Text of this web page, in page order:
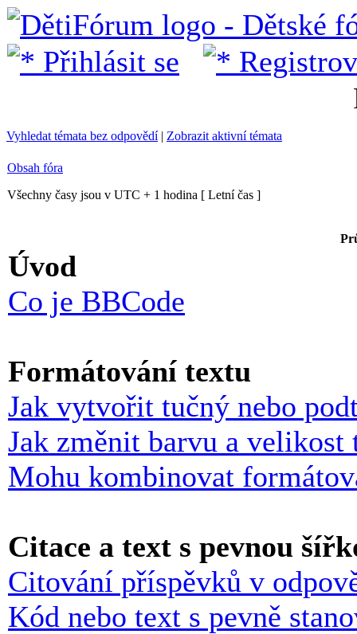
Přihlásit se
Vyhledat témata bez odpovědí| Zobrazit aktivní témata
Obsah fóra
Všechny časy jsou v UTC + 1 hodina [ Letní čas ]
Úvod
Co je BBCode
Formátování textu
Jak vytvořit tučný nebo
Jak změnit barvu a velikost
Mohu kombinovat
Citace a text s pevnou
Citování příspěvků v
Kód nebo text s pevně